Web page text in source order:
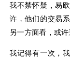
我不禁怀疑，易
许，他们的交易
另一方面看，或
我记得有一次，